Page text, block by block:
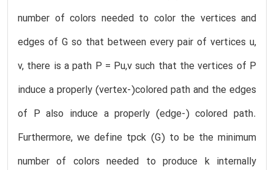
number of colors needed to color the vertices and
edges of G so that between every pair of vertices u,
v, there is a path P = Pu,v such that the vertices of P
induce a properly (vertex-)colored path and the edges
of P also induce a properly (edge-) colored path.
Furthermore, we define tpck (G) to be the minimum
number of colors needed to produce k internally